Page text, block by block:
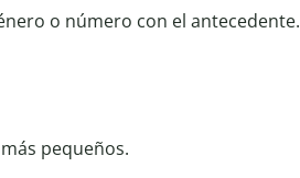
o número con el antecedente.
pequeños.